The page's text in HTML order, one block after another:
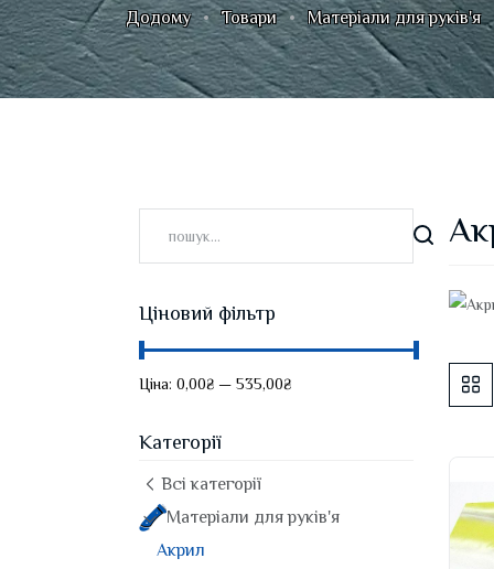
Додому Товари Матеріали для руків'я
Ціновий фільтр
Ціна: 0,00₴ — 535,00₴
Категорії
Всі категорії
Матеріали для руків'я
Акрил